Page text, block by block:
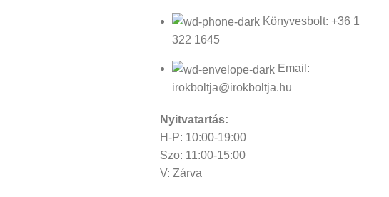
Könyvesbolt: +36 1
322 1645
Email:
irokboltja@irokboltja.hu
Nyitvatartás:
H-P: 10:00-19:00
Szo: 11:00-15:00
V: Zárva